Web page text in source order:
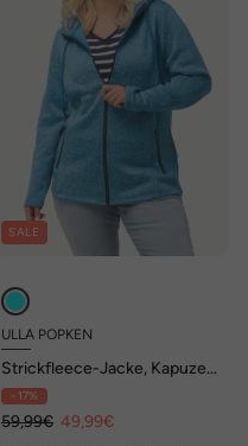
SALE
ULLA POPKEN
Strickfleece-Jacke, Kapuze,
Reißverschlusstaschen
- 17%
59,99€ 49,99€